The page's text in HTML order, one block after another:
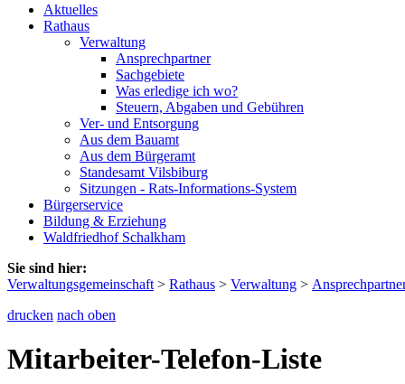
Aktuelles
Rathaus
Verwaltung
Ansprechpartner
Sachgebiete
Was erledige ich wo?
Steuern, Abgaben und Gebühren
Ver- und Entsorgung
Aus dem Bauamt
Aus dem Bürgeramt
Standesamt Vilsbiburg
Sitzungen - Rats-Informations-System
Bürgerservice
Bildung & Erziehung
Waldfriedhof Schalkham
Sie sind hier:
Verwaltungsgemeinschaft > Rathaus > Verwaltung >
drucken nach oben
Mitarbeiter-Telefon-Liste